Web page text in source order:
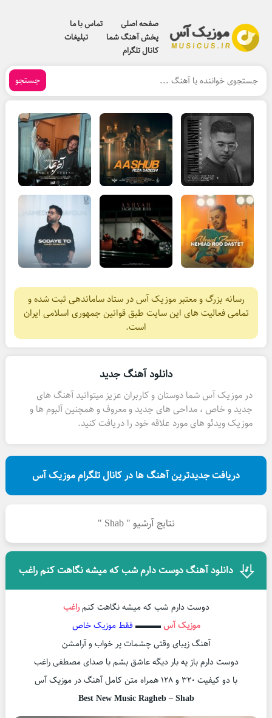
صفحه اصلی
تماس با ما
پخش آهنگ شما
تبلیغات
کانال تلگرام
جستجو
رسانه بزرگ و معتبر موزیک آس در ستاد ساماندهی ثبت شده و
تمامی فعالیت های این سایت طبق قوانین جمهوری اسلامی ایران
است.
دانلود آهنگ جدید
در موزیک آس شما دوستان و کاربران عزیز میتوانید آهنگ های
جدید و خاص ، مداحی های جدید و معروف و همچنین آلبوم ها و
موزیک ویدئو های مورد علاقه خود را دریافت کنید.
دریافت جدیدترین آهنگ ها در کانال تلگرام موزیک آس
نتایج آرشیو " Shab "
دانلود آهنگ دوست دارم شب که میشه نگاهت کنم راغب
دوست دارم شب که میشه نگاهت کنمراغب
موزیک آس▬▬▬ فقط موزیک خاص
آهنگ زیبای وقتی چشمات پر خواب و آرامشن
دوست دارم باز یه بار دیگه عاشق بشم با صدای مصطفی راغب
با دو کیفیت ۳۲۰ و ۱۲۸ همراه متن کامل آهنگ در موزیک آس
Best New Music Ragheb – Shab